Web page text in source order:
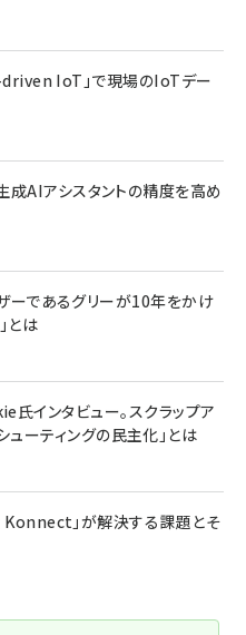
IoT」で現場のIoTデー
成AIアシスタントの精度を高め
ーであるグリーが10年をかけ
とは
インタビュー。スクラップア
ューティングの民主化」とは
」が解決する課題とそ